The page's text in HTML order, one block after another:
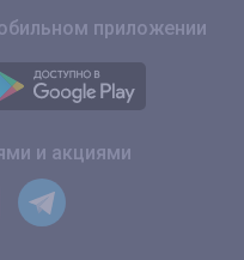
приложении
и акциями